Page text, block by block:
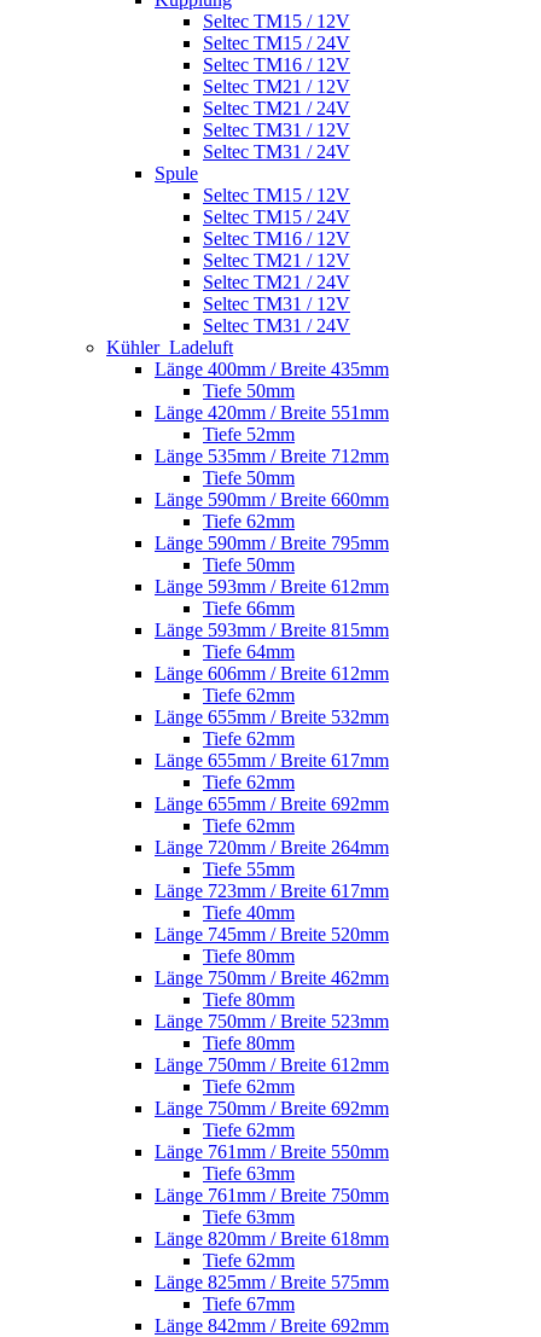
Seltec TM15 / 12V
Seltec TM15 / 24V
Seltec TM16 / 12V
Seltec TM21 / 12V
Seltec TM21 / 24V
Seltec TM31 / 12V
Seltec TM31 / 24V
Spule
Seltec TM15 / 12V
Seltec TM15 / 24V
Seltec TM16 / 12V
Seltec TM21 / 12V
Seltec TM21 / 24V
Seltec TM31 / 12V
Seltec TM31 / 24V
Kühler_Ladeluft
Länge 400mm / Breite 435mm
Tiefe 50mm
Länge 420mm / Breite 551mm
Tiefe 52mm
Länge 535mm / Breite 712mm
Tiefe 50mm
Länge 590mm / Breite 660mm
Tiefe 62mm
Länge 590mm / Breite 795mm
Tiefe 50mm
Länge 593mm / Breite 612mm
Tiefe 66mm
Länge 593mm / Breite 815mm
Tiefe 64mm
Länge 606mm / Breite 612mm
Tiefe 62mm
Länge 655mm / Breite 532mm
Tiefe 62mm
Länge 655mm / Breite 617mm
Tiefe 62mm
Länge 655mm / Breite 692mm
Tiefe 62mm
Länge 720mm / Breite 264mm
Tiefe 55mm
Länge 723mm / Breite 617mm
Tiefe 40mm
Länge 745mm / Breite 520mm
Tiefe 80mm
Länge 750mm / Breite 462mm
Tiefe 80mm
Länge 750mm / Breite 523mm
Tiefe 80mm
Länge 750mm / Breite 612mm
Tiefe 62mm
Länge 750mm / Breite 692mm
Tiefe 62mm
Länge 761mm / Breite 550mm
Tiefe 63mm
Länge 761mm / Breite 750mm
Tiefe 63mm
Länge 820mm / Breite 618mm
Tiefe 62mm
Länge 825mm / Breite 575mm
Tiefe 67mm
Länge 842mm / Breite 692mm